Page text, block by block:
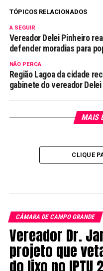
TÓPICOS RELACIONADOS
A SEGUIR
Vereador Delei Pinheiro
defender moradias para
NÃO PERCA
Região Lagoa da cidade
gabinete do vereador
MAIS
CLIQUE
CÂMARA DE CAMPO GRANDE
Vereador Dr.
projeto que
do lixo no IPTU